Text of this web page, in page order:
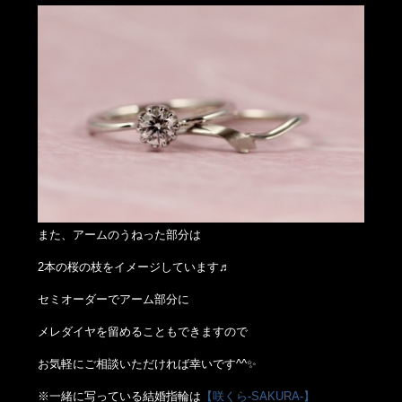
また、アームのうねった部分は
2本の桜の枝をイメージしています♬
セミオーダーでアーム部分に
メレダイヤを留めることもできますので
お気軽にご相談いただければ幸いです^^✨
※一緒に写っている結婚指輪は 【咲くら-SAKURA-】